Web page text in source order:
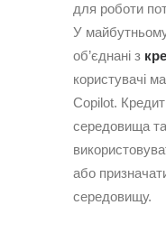
для роботи
У
об’єднані з
користувачі
Copilot.
середовища
або
середовищу.